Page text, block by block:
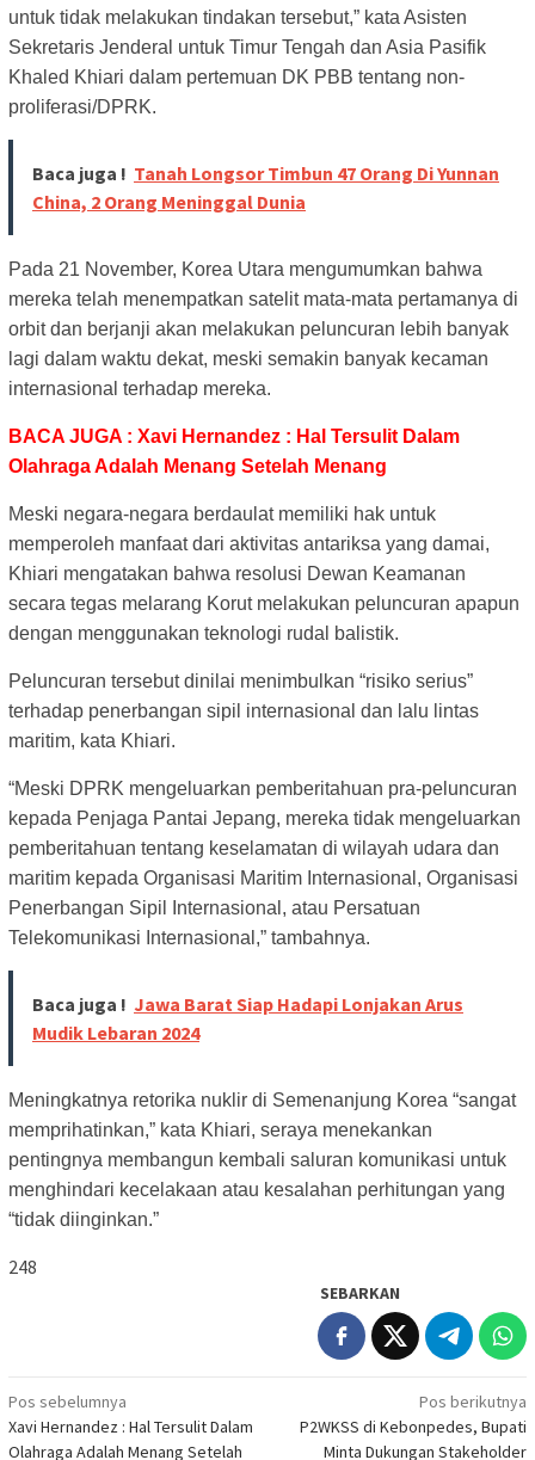
untuk tidak melakukan tindakan tersebut,” kata Asisten
Sekretaris Jenderal untuk Timur Tengah dan Asia Pasifik
Khaled Khiari dalam pertemuan DK PBB tentang non-
proliferasi/DPRK.
Baca juga ! Tanah Longsor Timbun 47 Orang Di Yunnan
China, 2 Orang Meninggal Dunia
Pada 21 November, Korea Utara mengumumkan bahwa
mereka telah menempatkan satelit mata-mata pertamanya di
orbit dan berjanji akan melakukan peluncuran lebih banyak
lagi dalam waktu dekat, meski semakin banyak kecaman
internasional terhadap mereka.
BACA JUGA : Xavi Hernandez : Hal Tersulit Dalam
Olahraga Adalah Menang Setelah Menang
Meski negara-negara berdaulat memiliki hak untuk
memperoleh manfaat dari aktivitas antariksa yang damai,
Khiari mengatakan bahwa resolusi Dewan Keamanan
secara tegas melarang Korut melakukan peluncuran apapun
dengan menggunakan teknologi rudal balistik.
Peluncuran tersebut dinilai menimbulkan “risiko serius”
terhadap penerbangan sipil internasional dan lalu lintas
maritim, kata Khiari.
“Meski DPRK mengeluarkan pemberitahuan pra-peluncuran
kepada Penjaga Pantai Jepang, mereka tidak mengeluarkan
pemberitahuan tentang keselamatan di wilayah udara dan
maritim kepada Organisasi Maritim Internasional, Organisasi
Penerbangan Sipil Internasional, atau Persatuan
Telekomunikasi Internasional,” tambahnya.
Baca juga ! Jawa Barat Siap Hadapi Lonjakan Arus
Mudik Lebaran 2024
Meningkatnya retorika nuklir di Semenanjung Korea “sangat
memprihatinkan,” kata Khiari, seraya menekankan
pentingnya membangun kembali saluran komunikasi untuk
menghindari kecelakaan atau kesalahan perhitungan yang
“tidak diinginkan.”
248
SEBARKAN
Navigasi
pos
Pos sebelumnya
Xavi Hernandez : Hal Tersulit Dalam
Olahraga Adalah Menang Setelah
Pos berikutnya
P2WKSS di Kebonpedes, Bupati
Minta Dukungan Stakeholder